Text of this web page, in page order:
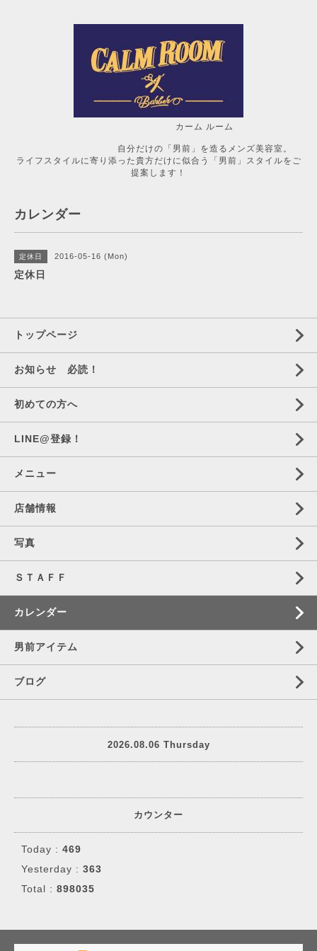
カーム ルーム
自分だけの「男前」を造るメンズ美容室。
ライフスタイルに寄り添った貴方だけに似合う「男前」スタイルをご
提案します！
カレンダー
定休日 2016-05-16 (Mon)
定休日
トップページ
お知らせ 必読！
初めての方へ
LINE@登録！
メニュー
店舗情報
写真
ＳＴＡＦＦ
カレンダー
男前アイテム
ブログ
2026.08.06 Thursday
カウンター
Today : 469
Yesterday : 363
Total : 898035